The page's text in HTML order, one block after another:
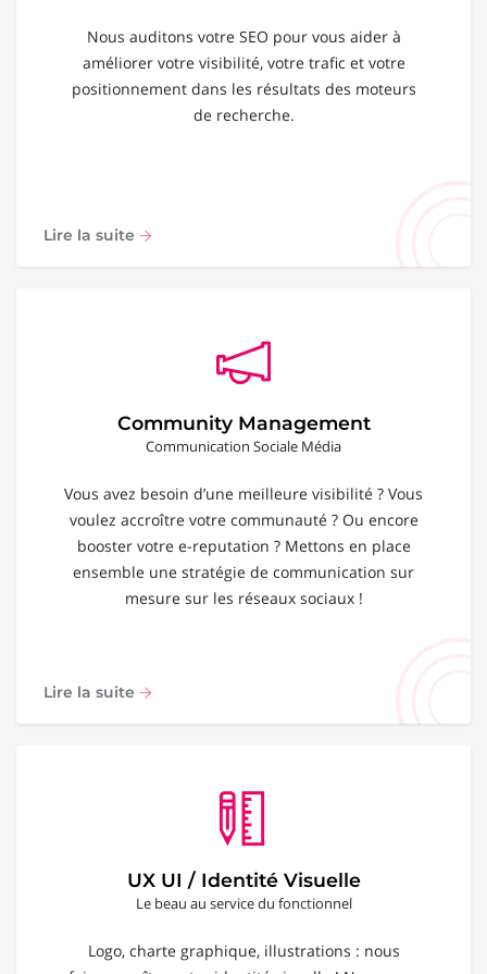
Nous auditons votre SEO pour vous aider à
améliorer votre visibilité, votre trafic et votre
positionnement dans les résultats des moteurs
de recherche.
Lire la suite
Community Management
Communication Sociale Média
Vous avez besoin d’une meilleure visibilité ? Vous
voulez accroître votre communauté ? Ou encore
booster votre e-reputation ? Mettons en place
ensemble une stratégie de communication sur
mesure sur les réseaux sociaux !
Lire la suite
UX UI / Identité Visuelle
Le beau au service du fonctionnel
Logo, charte graphique, illustrations : nous